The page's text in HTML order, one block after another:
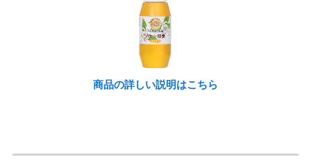
商品の詳しい説明はこちら